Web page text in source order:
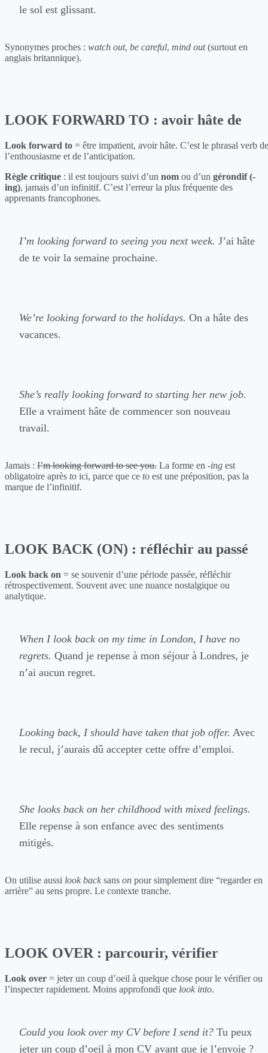
le sol est glissant.
Synonymes proches : watch out, be careful, mind out(surtout en
anglais britannique).
LOOK FORWARD TO : avoir hâte de
Look forward to = être impatient, avoir hâte. C’est le phrasal verb de
l’enthousiasme et de l’anticipation.
Règle critique : il est toujours suivi d’un nom ou d’un gérondif (-
ing), jamais d’un infinitif. C’est l’erreur la plus fréquente des
apprenants francophones.
I’m looking forward to seeing you next week. J’ai hâte
de te voir la semaine prochaine.
We’re looking forward to the holidays. On a hâte des
vacances.
She’s really looking forward to starting her new job.
Elle a vraiment hâte de commencer son nouveau
travail.
Jamais : I’m looking forward to see you. La forme en -ing est
obligatoire après to ici, parce que ce to est une préposition, pas la
marque de l’infinitif.
LOOK BACK (ON) : réfléchir au passé
Look back on = se souvenir d’une période passée, réfléchir
rétrospectivement. Souvent avec une nuance nostalgique ou
analytique.
When I look back on my time in London, I have no
regrets. Quand je repense à mon séjour à Londres, je
n’ai aucun regret.
Looking back, I should have taken that job offer. Avec
le recul, j’aurais dû accepter cette offre d’emploi.
She looks back on her childhood with mixed feelings.
Elle repense à son enfance avec des sentiments
mitigés.
On utilise aussi look back sans on pour simplement dire “regarder en
arrière” au sens propre. Le contexte tranche.
LOOK OVER : parcourir, vérifier
Look over = jeter un coup d’oeil à quelque chose pour le vérifier ou
l’inspecter rapidement. Moins approfondi que look into.
Could you look over my CV before I send it? Tu peux
jeter un coup d’oeil à mon CV avant que je l’envoie ?